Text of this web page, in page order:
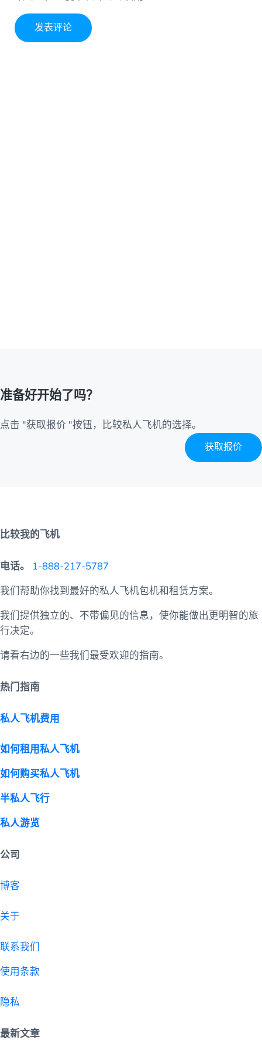
准备好开始了吗？
点击 "获取报价 "按钮，比较私人飞机的选择。
获取报价
比较我的飞机
电话。
1-888-217-5787
我们帮助你找到最好的私人飞机包机和租赁方案。
我们提供独立的、不带偏见的信息，使你能做出更明智的旅
行决定。
请看右边的一些我们最受欢迎的指南。
热门指南
私人飞机费用
如何租用私人飞机
如何购买私人飞机
半私人飞行
私人游览
公司
博客
关于
联系我们
使用条款
隐私
最新文章